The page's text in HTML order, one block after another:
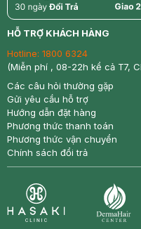
return
HỖ TRỢ KHÁCH HÀNG
Hotline: 1800 6324
(Miễn phí , 08-22h kể cả T7,
Các câu hỏi thường gặp
Gửi yêu cầu hỗ trợ
Hướng dẫn đặt hàng
Phương thức thanh toán
Phương thức vận chuyển
Chính sách đổi trả